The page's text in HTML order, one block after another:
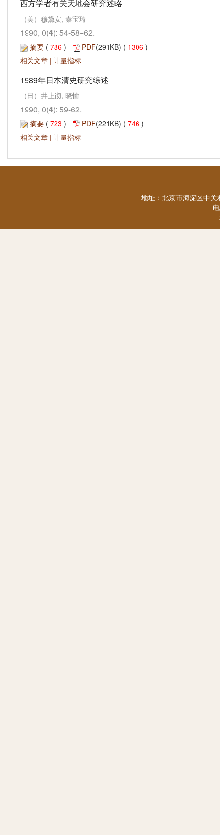
西方学者有关天地会研究述略
（美）穆黛安, 秦宝琦
1990, 0(4): 54-58+62.
摘要 ( 786 ) PDF(291KB) ( 1306 )
相关文章 | 计量指标
1989年日本清史研究综述
（日）井上彻, 晓愉
1990, 0(4): 59-62.
摘要 ( 723 ) PDF(221KB) ( 746 )
相关文章 | 计量指标
地址：北京市海淀区中